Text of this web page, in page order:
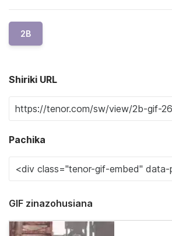
2B
Shiriki URL
Pachika
GIF zinazohusiana